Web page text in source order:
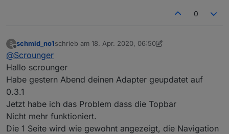
0
S
Offline
schmid_no1schrieb am 18. Apr. 2020, 06:50
zuletzt editiert von Scrounger
@Scrounger
Hallo scrounger
Habe gestern Abend deinen Adapter geupdatet auf
0.3.1
Jetzt habe ich das Problem dass die Topbar
Nicht mehr funktioniert.
Die 1 Seite wird wie gewohnt angezeigt, die Navigation